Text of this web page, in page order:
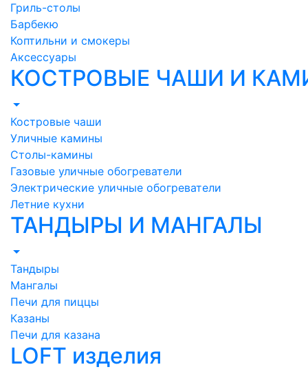
Гриль-столы
Барбекю
Коптильни и смокеры
Аксессуары
КОСТРОВЫЕ ЧАШИ И
Костровые чаши
Уличные камины
Столы-камины
Газовые уличные обогреватели
Электрические уличные обогреватели
Летние кухни
ТАНДЫРЫ И МАНГАЛЫ
Тандыры
Мангалы
Печи для пиццы
Казаны
Печи для казана
LOFT изделия